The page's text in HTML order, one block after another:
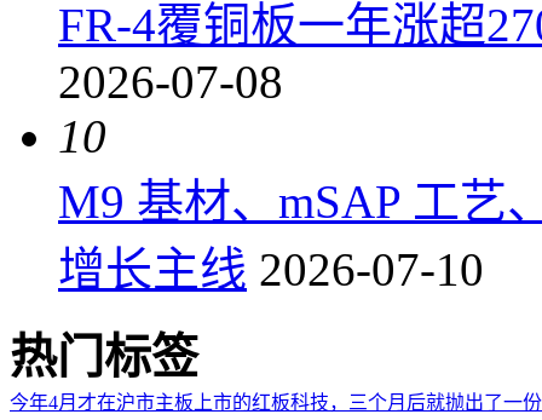
FR-4覆铜板一年涨超
2026-07-08
10
M9 基材、mSAP 工艺
增长主线 2026-07-10
热门标签
今年4月才在沪市主板上市的红板科技，三个月后就抛出了一